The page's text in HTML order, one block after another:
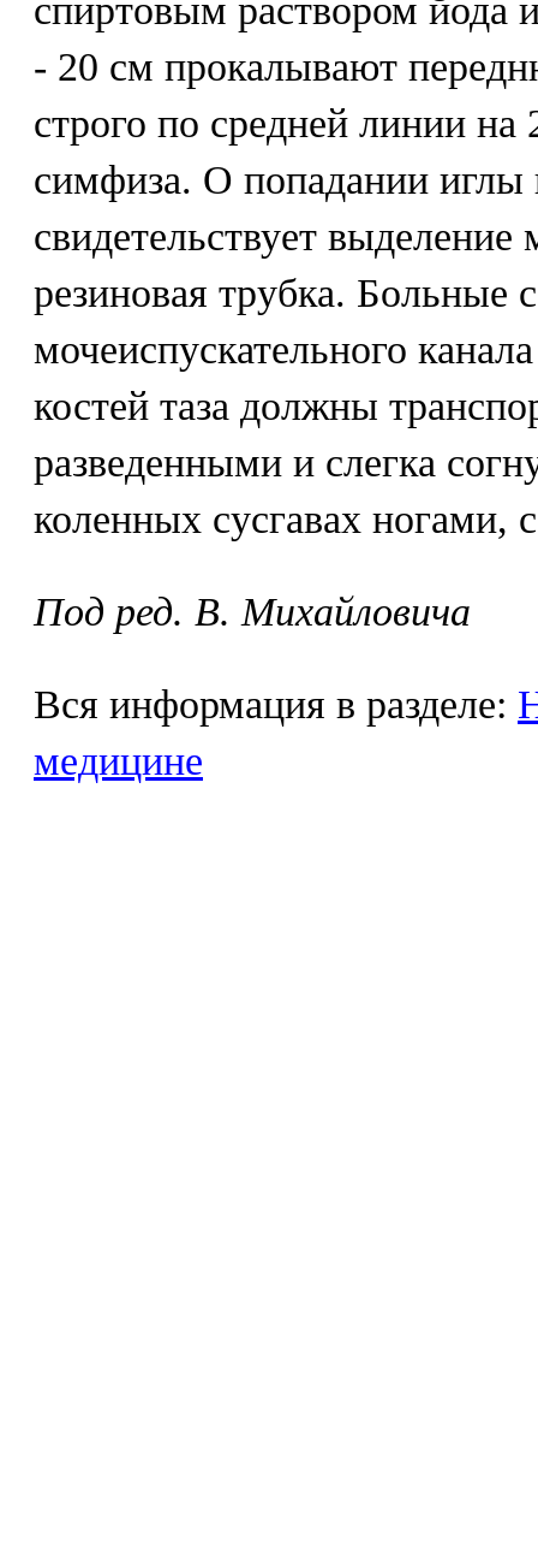
спиртовым раствором йода
- 20 см прокалывают
строго по средней линии
симфиза. О попадании иглы
свидетельствует выделение
резиновая трубка. Больные
мочеиспускательного
костей таза должны
разведенными и слегка
коленных сусгавах ногами,
Под ред. В. Михайловича
Вся информация в разделе:
медицине